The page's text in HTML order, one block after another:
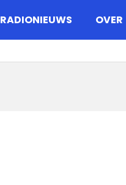
RADIONIEUWS OVER